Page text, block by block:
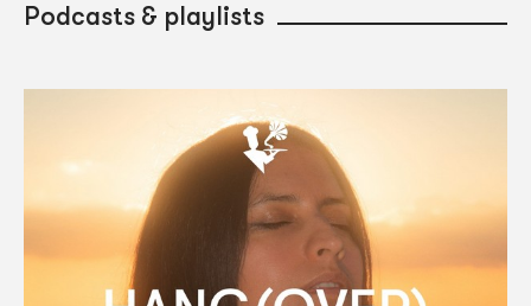
Podcasts & playlists